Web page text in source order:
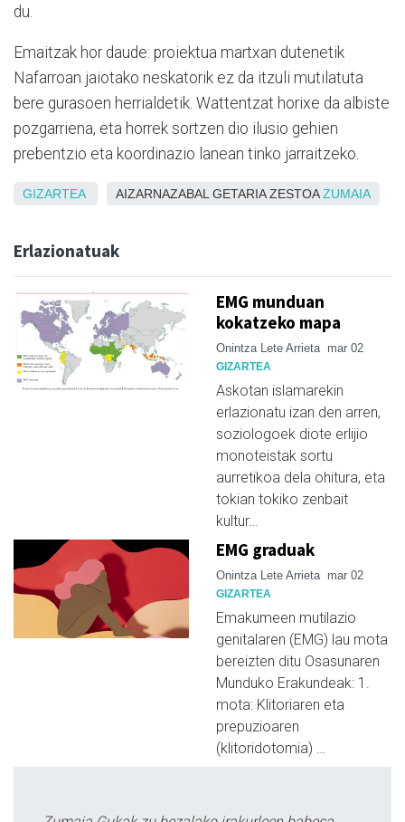
du.
Emaitzak hor daude: proiektua martxan dutenetik
Nafarroan jaiotako neskatorik ez da itzuli mutilatuta
bere gurasoen herrialdetik. Wattentzat horixe da albiste
pozgarriena, eta horrek sortzen dio ilusio gehien
prebentzio eta koordinazio lanean tinko jarraitzeko.
GIZARTEA AIZARNAZABAL GETARIA ZESTOAZUMAIA
Erlazionatuak
EMG munduan
kokatzeko mapa
Onintza Lete Arrieta mar 02
GIZARTEA
Askotan islamarekin
erlazionatu izan den arren,
soziologoek diote erlijio
monoteistak sortu
aurretikoa dela ohitura, eta
tokian tokiko zenbait
kultur…
EMG graduak
Onintza Lete Arrieta mar 02
GIZARTEA
Emakumeen mutilazio
genitalaren (EMG) lau mota
bereizten ditu Osasunaren
Munduko Erakundeak: 1.
mota: Klitoriaren eta
prepuzioaren
(klitoridotomia) …